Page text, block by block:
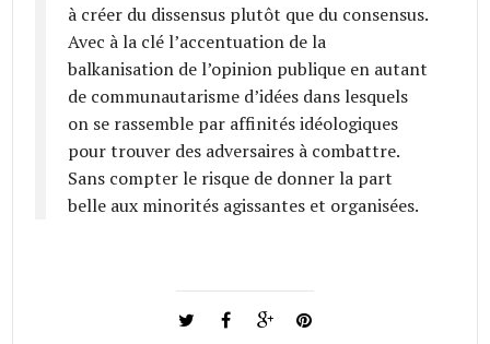
à créer du dissensus plutôt que du consensus.
Avec à la clé l’accentuation de la
balkanisation de l’opinion publique en autant
de communautarisme d’idées dans lesquels
on se rassemble par affinités idéologiques
pour trouver des adversaires à combattre.
Sans compter le risque de donner la part
belle aux minorités agissantes et organisées.